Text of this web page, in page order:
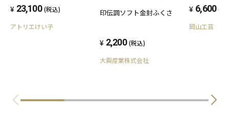
濡れた場合はこすったりせずに水分をふき取
り
乾かしてからお使いください。
23,100 (税込)
アトリエけい子
印伝調ソフト金封ふくさ
2,200 (税込)
大興産業株式会社
6,600 (税
岡山工芸